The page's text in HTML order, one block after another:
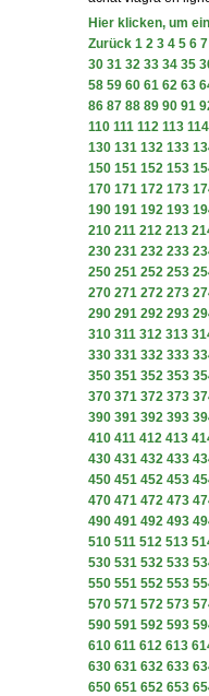
Hier klicken, um
Zurück 1 2 3 4 5 6 7
30 31 32 33 34 35
58 59 60 61 62 63
86 87 88 89 90 91
110 111 112 113 114
130 131 132 133
150 151 152 153
170 171 172 173
190 191 192 193
210 211 212 213
230 231 232 233
250 251 252 253
270 271 272 273
290 291 292 293
310 311 312 313
330 331 332 333
350 351 352 353
370 371 372 373
390 391 392 393
410 411 412 413
430 431 432 433
450 451 452 453
470 471 472 473
490 491 492 493
510 511 512 513
530 531 532 533
550 551 552 553
570 571 572 573
590 591 592 593
610 611 612 613
630 631 632 633
650 651 652 653